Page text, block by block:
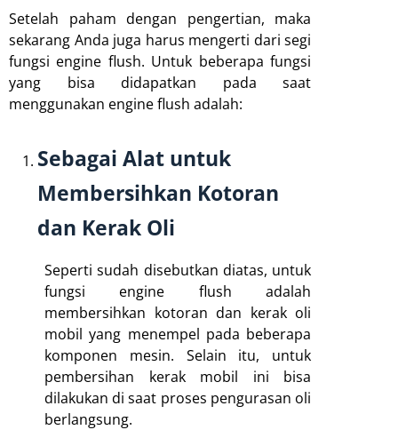
Setelah paham dengan pengertian, maka
sekarang Anda juga harus mengerti dari segi
fungsi engine flush. Untuk beberapa fungsi
yang bisa didapatkan pada saat
menggunakan engine flush adalah:
Sebagai Alat untuk
Membersihkan Kotoran
dan Kerak Oli
Seperti sudah disebutkan diatas, untuk
fungsi engine flush adalah
membersihkan kotoran dan kerak oli
mobil yang menempel pada beberapa
komponen mesin. Selain itu, untuk
pembersihan kerak mobil ini bisa
dilakukan di saat proses pengurasan oli
berlangsung.